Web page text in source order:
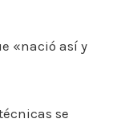
«nació así y
se